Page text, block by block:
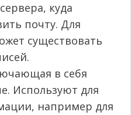
куда
почту. Для
существовать
в себя
Используют для
например для